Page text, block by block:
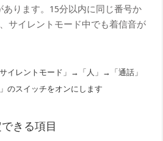
ります。15分以内に同じ番号か
サイレントモード中でも着信音が
イレントモード」→「人」→「通話」
のスイッチをオンにします
きる項目